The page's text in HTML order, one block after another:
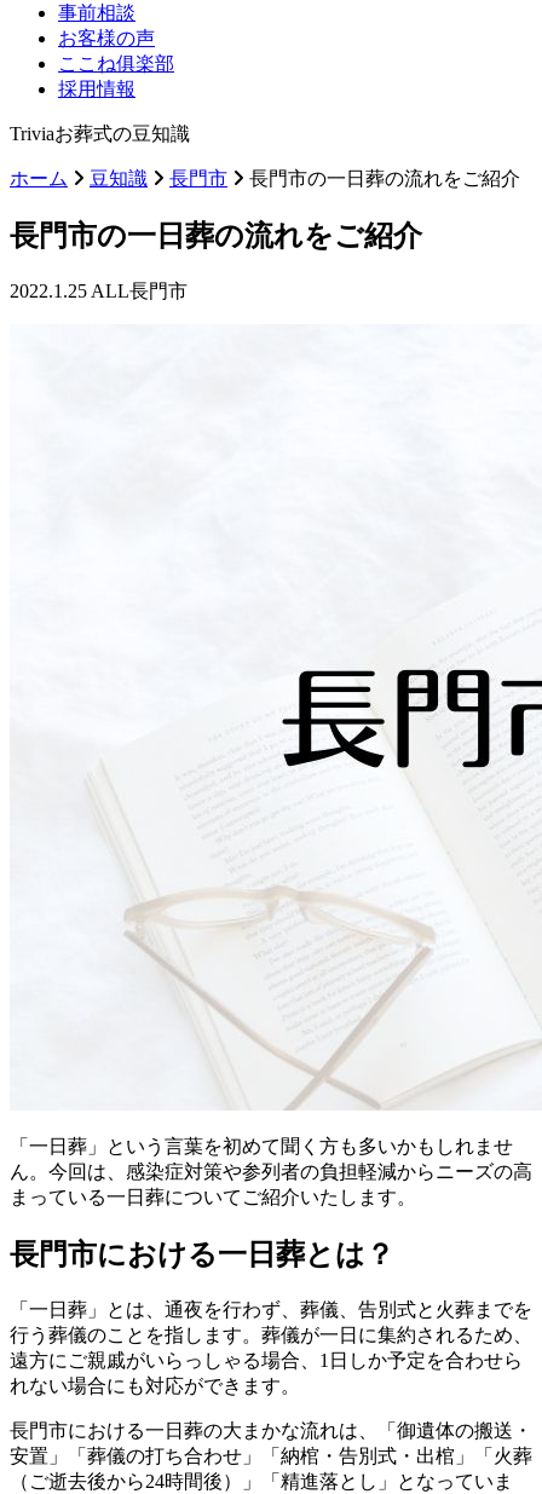
事前相談
お客様の声
ここね俱楽部
採用情報
Triviaお葬式の豆知識
ホーム 豆知識 長門市 長門市の一日葬の流れをご紹介
長門市の一日葬の流れをご紹介
2022.1.25 ALL長門市
「一日葬」という言葉を初めて聞く方も多いかもしれませ
ん。今回は、感染症対策や参列者の負担軽減からニーズの高
まっている一日葬についてご紹介いたします。
長門市における一日葬とは？
「一日葬」とは、通夜を行わず、葬儀、告別式と火葬までを
行う葬儀のことを指します。葬儀が一日に集約されるため、
遠方にご親戚がいらっしゃる場合、1日しか予定を合わせら
れない場合にも対応ができます。
長門市における一日葬の大まかな流れは、「御遺体の搬送・
安置」「葬儀の打ち合わせ」「納棺・告別式・出棺」「火葬
（ご逝去後から24時間後）」「精進落とし」となっていま